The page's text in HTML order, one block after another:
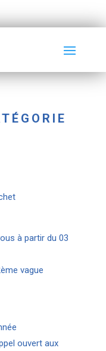
à partir du 03
vague
ouvert aux